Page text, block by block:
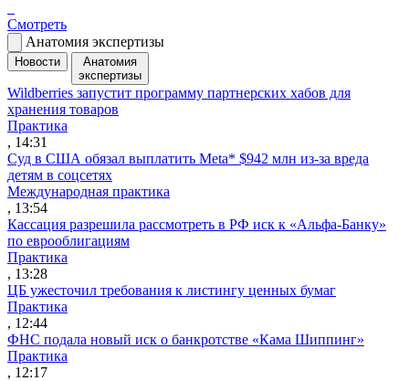
Смотреть
Анатомия экспертизы
Новости
Анатомия
экспертизы
Wildberries запустит программу партнерских хабов для
хранения товаров
Практика
, 14:31
Суд в США обязал выплатить Meta* $942 млн из-за вреда
детям в соцсетях
Международная практика
, 13:54
Кассация разрешила рассмотреть в РФ иск к «Альфа-Банку»
по еврооблигациям
Практика
, 13:28
ЦБ ужесточил требования к листингу ценных бумаг
Практика
, 12:44
ФНС подала новый иск о банкротстве «Кама Шиппинг»
Практика
, 12:17